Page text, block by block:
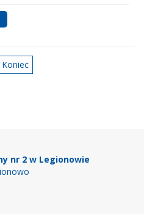
Koniec
nr 2 w Legionowie